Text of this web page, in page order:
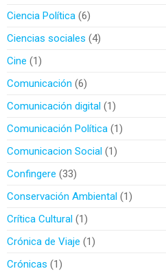
Ciencia Política 6
Ciencias sociales 4
Cine
1
Comunicación 6
Comunicación digital 1
Comunicación Política 1
Comunicacion Social 1
Confingere 33
Conservación Ambiental 1
Crítica Cultural 1
Crónica de Viaje
1
Crónicas
1